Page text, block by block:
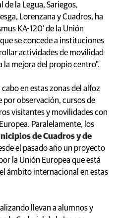
de la Legua, Sariegos,
Lorenzana y Cuadros, ha
KA-120' de la Unión
se concede a instituciones
actividades de movilidad
la mejora del propio centro".
en estas zonas del alfoz
por observación, cursos de
visitantes y movilidades con
Paralelamente, los
de Cuadros y de
el pasado año un proyecto
la Unión Europea que está
ámbito internacional en estas
llevan a alumnos y